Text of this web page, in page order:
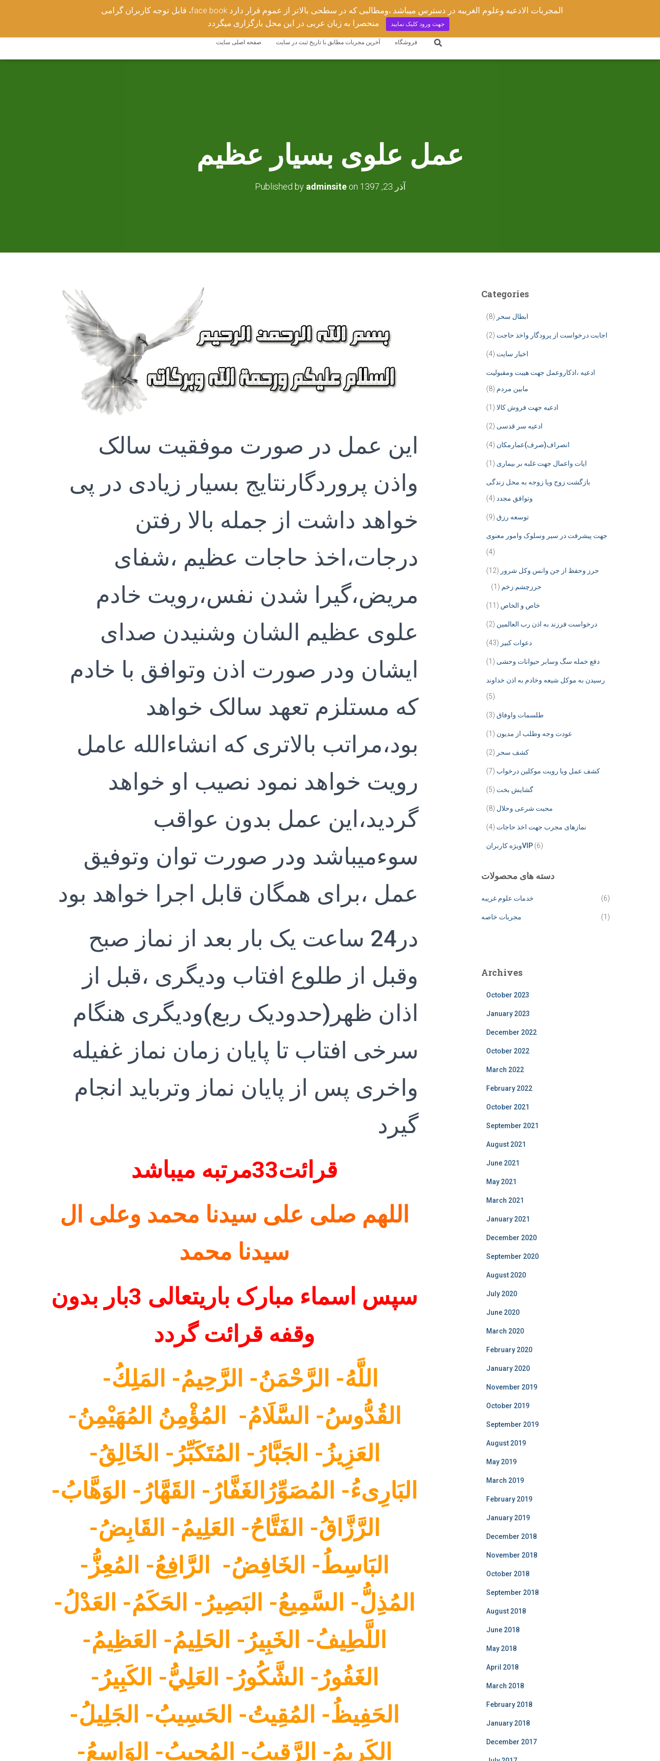
مجربات ادعیه وعلوم غریبه
صفحه اصلی سایت آخرین مجربات مطابق با تاریخ ثبت در سایت فروشگاه
عمل علوی بسیار عظیم
Published by adminsiteon آذر 23, 1397
واذن پروردگارنتایج بسیار زیادی در پی
خواهد داشت از جمله بالا رفتن
درجات،اخذ حاجات عظیم ،شفای
مریض،گیرا شدن نفس،رویت خادم
علوی عظیم الشان وشنیدن صدای
ایشان ودر صورت اذن وتوافق با خادم
که مستلزم تعهد سالک خواهد
بود،مراتب بالاتری که انشاءالله عامل
رویت خواهد نمود نصیب او خواهد
گردید،این عمل بدون عواقب
سوءمیباشد ودر صورت توان وتوفیق
عمل ،برای همگان قابل اجرا خواهد بود
در24 ساعت یک بار بعد از نماز صبح
وقبل از طلوع افتاب ودیگری ،قبل از
اذان ظهر(حدودیک ربع)ودیگری هنگام
سرخی افتاب تا پایان زمان نماز غفیله
واخری پس از پایان نماز وترباید انجام
گیرد
قرائت33مرتبه میباشد
اللهم صلى على سيدنا محمد وعلى ال
سيدنا محمد
سپس اسماء مبارک باریتعالی 3بار بدون
وقفه قرائت گردد
القُدُّوسُ- السَّلَامُ- المُؤْمِنُ المُهَيْمِنُ-
العَزِيزُ- الجَبَّارُ- المُتَكَبِّرُ- الخَالِقُ-
البَارِىءُ- المُصَوِّرُالغَفَّارُ- القَهَّارُ- الوَهَّابُ-
الرَّزَّاقُ- الفَتَّاحُ- العَلِيمُ- القَابِضُ-
البَاسِطُ- الخَافِضُ- الرَّافِعُ- المُعِزُّ-
المُذِلُّ- السَّمِيعُ- البَصِيرُ- الحَكَمُ- العَدْلُ-
اللَّطِيفُ- الخَبِيرُ- الحَلِيمُ- العَظِيمُ-
الغَفُورُ- الشَّكُورُ- العَلِيُّ- الكَبِيرُ-
الحَفِيظُ- المُقِيتُ- الحَسِيبُ- الجَلِيلُ-
الكَرِيمُ- الرَّقِيبُ- المُجِيبُ- الوَاسِعُ-
Categories
ابطال سحر (8)
اجابت درخواست از پرودگار واخذ حاجت (2)
اخبار سایت (4)
ادعیه ،اذکاروعمل جهت هیبت ومقبولیت
مابین مردم (8)
ادعیه جهت فروش کالا (1)
ادعیه سر قدسی (2)
انصراف(صرف)عمارمکان (4)
ایات واعمال جهت غلبه بر بیماری (1)
بازگشت زوج ویا زوجه به محل زندگی
وتوافق مجدد (4)
توسعه رزق (9)
جهت پیشرفت در سیر وسلوک وامور معنوی
(4)
حرز وحفظ از جن وانس وکل شرور (12)
حرزچشم زخم (1)
خاص و الخاص (11)
درخواست فرزند به اذن رب العالمین (2)
دعوات کبیر (43)
دفع خمله سگ وسابر حیوانات وحشی (1)
رسیدن به موکل شیعه وخادم به اذن خداوند
(5)
طلسمات واوفاق (3)
عودت وجه وطلب از مدیون (1)
کشف سحر (2)
کشف عمل ویا رویت موکلین درخواب (7)
گشایش بخت (5)
محبت شرعی وحلال (8)
نمازهای مجرب جهت اخذ حاجات (4)
ویژه کاربرانVIP(6)
دسته های محصولات
خدمات علوم غریبه (6)
مجربات خاصه (1)
Archives
October 2023
January 2023
December 2022
October 2022
March 2022
February 2022
October 2021
September 2021
August 2021
June 2021
May 2021
March 2021
January 2021
December 2020
September 2020
August 2020
July 2020
June 2020
March 2020
February 2020
January 2020
November 2019
October 2019
September 2019
August 2019
May 2019
March 2019
February 2019
January 2019
December 2018
November 2018
October 2018
September 2018
August 2018
June 2018
May 2018
April 2018
March 2018
February 2018
January 2018
December 2017
قابل توجه کاربران گرامی ،face book المجربات الادعیه وعلوم الغریبه در دسترس میباشد ،ومطالبی که در سطحی بالاتر از عموم قرار دارد
منحصرا به زبان عربی در این محل بارگزاری میگردد
جهت ورود کلیک نمایید